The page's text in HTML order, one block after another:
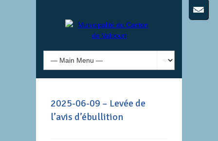
2025-06-09 – Levée de
l’avis d’ébullition